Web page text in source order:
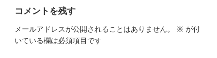
コメントを残す
メールアドレスが公開されることはありません。 ※ が付
いている欄は必須項目です